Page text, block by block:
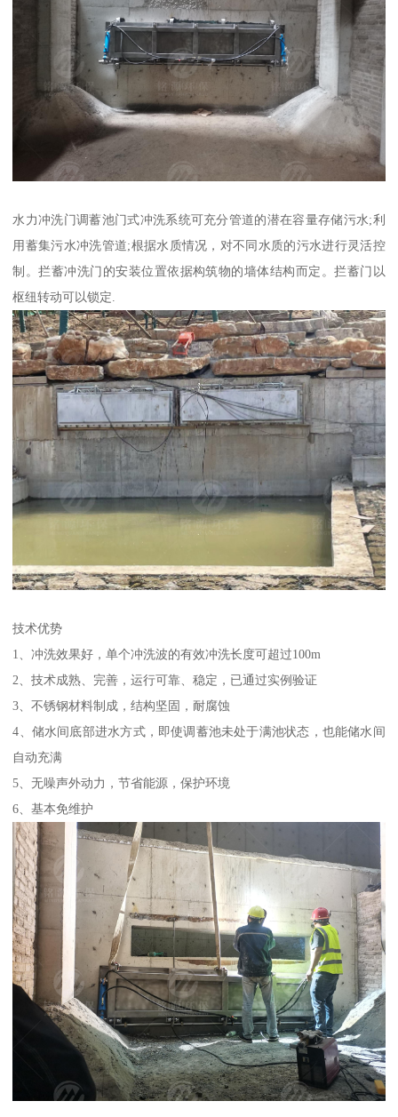
水力冲洗门调蓄池门式冲洗系统可充分管道的潜在容量存储污水;利
用蓄集污水冲洗管道;根据水质情况，对不同水质的污水进行灵活控
制。拦蓄冲洗门的安装位置依据构筑物的墙体结构而定。拦蓄门以
枢纽转动可以锁定.
技术优势
1、冲洗效果好，单个冲洗波的有效冲洗长度可超过100m
2、技术成熟、完善，运行可靠、稳定，已通过实例验证
3、不锈钢材料制成，结构坚固，耐腐蚀
4、储水间底部进水方式，即使调蓄池未处于满池状态，也能储水间
自动充满
5、无噪声外动力，节省能源，保护环境
6、基本免维护